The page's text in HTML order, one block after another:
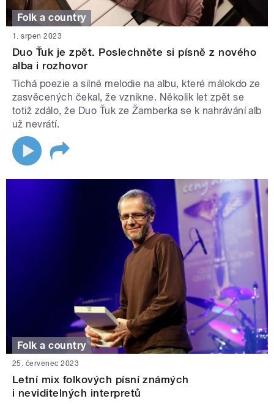
Folk a country
1. srpen 2023
Duo Ťuk je zpět. Poslechněte si písně z nového
alba i rozhovor
Tichá poezie a silné melodie na albu, které málokdo ze
zasvěcených čekal, že vznikne. Několik let zpět se
totiž zdálo, že Duo Ťuk ze Žamberka se k nahrávání alb
už nevrátí.
Folk a country
25. červenec 2023
Letní mix folkových písní známých
i neviditelných interpretů